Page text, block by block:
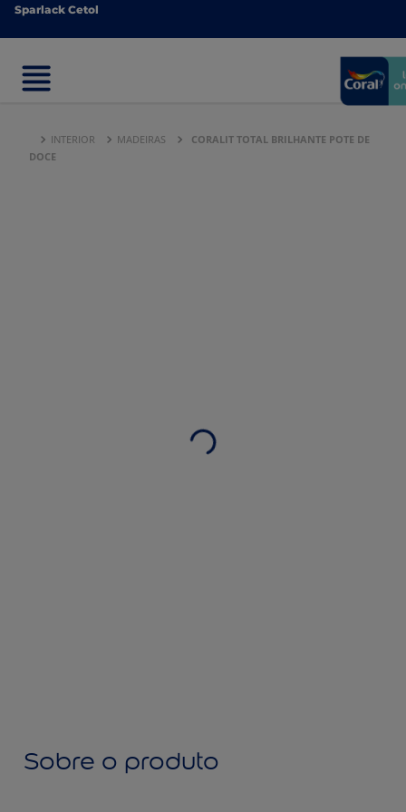
Sparlack Cetol
Sparlack Cetol
INTERIOR MADEIRAS
CORALIT TOTAL BRILHANTE POTE DE
DOCE
Sobre o produto